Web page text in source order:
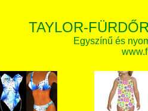
TAYLOR-
Egyszínű és